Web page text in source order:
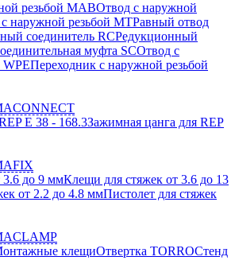
резьбой MABОтвод с наружной
наружной резьбой MTРавный отвод
соединитель RCРедукционный
муфта SCОтвод с
WPEПереходник с наружной резьбой
E 38 - 168.3Зажимная цанга для REP
3.6 до 9 ммКлещи для стяжек от 3.6 до 13
от 2.2 до 4.8 ммПистолет для стяжек
клещиОтвертка TORROСтенд